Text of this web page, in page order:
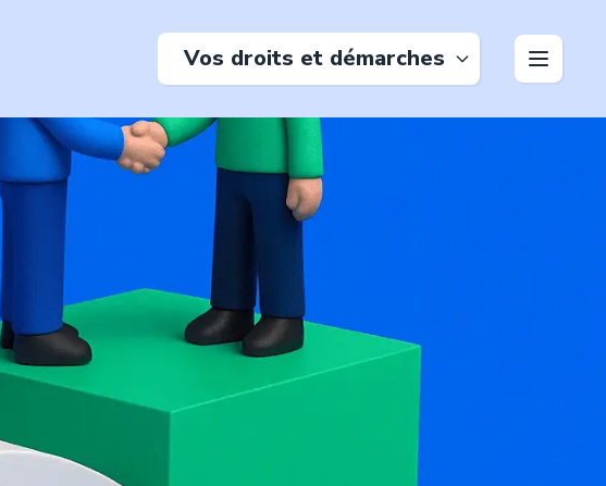
Vos droits et démarches